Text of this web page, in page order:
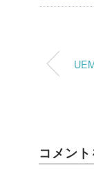
コメン